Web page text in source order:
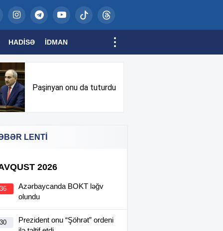
HADISƏ İDMAN
Paşinyan onu da tuturdu
LENTİ
2026
Azərbaycanda BOKT ləğv
olundu
Prezident onu “Şöhrət” ordeni